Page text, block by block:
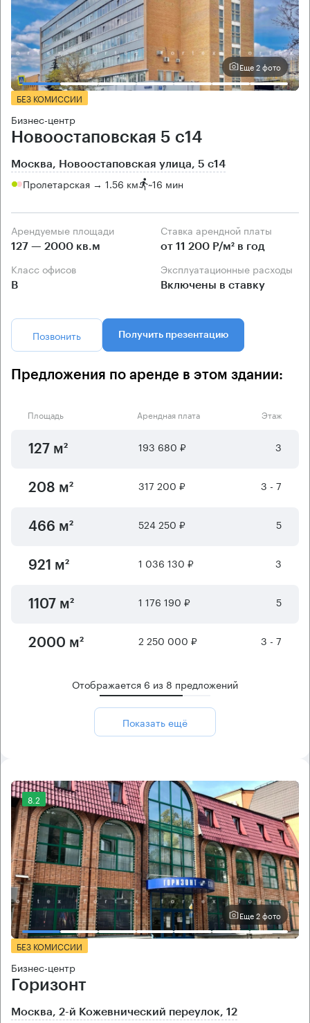
Еще 2 фото
БЕЗ КОМИССИИ
Бизнес-центр
Новоостаповская 5 с14
Москва, Новоостаповская улица, 5 с14
Пролетарская → 1.56 км ~16 мин
Арендуемые площади
127 — 2000 кв.м
Ставка арендной платы
от 11 200 Р/м² в год
Класс офисов
B
Эксплуатационные расходы
Включены в ставку
Позвонить Получить презентацию
Предложения по аренде в этом здании:
Площадь Арендная плата Этаж
127 м² 193 680 ₽ 3
208 м² 317 200 ₽ 3 - 7
466 м² 524 250 ₽ 5
921 м² 1 036 130 ₽ 3
1107 м² 1 176 190 ₽ 5
2000 м² 2 250 000 ₽ 3 - 7
Отображается 6 из 8 предложений
Показать ещё
8.2
Еще 2 фото
БЕЗ КОМИССИИ
Бизнес-центр
Горизонт
Москва, 2-й Кожевнический переулок, 12